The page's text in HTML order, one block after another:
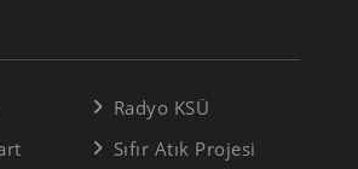
Radyo KSÜ
Sıfır Atık Projesi